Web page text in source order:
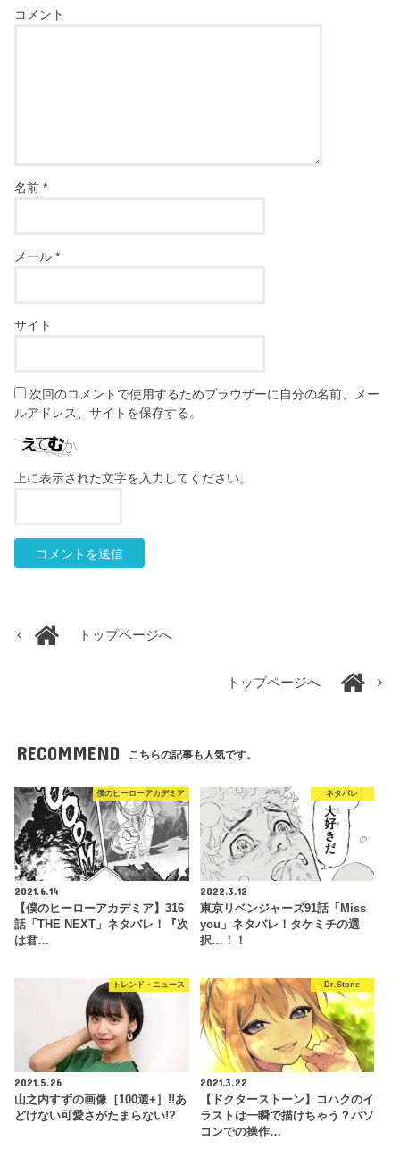
コメント
名前*
メール*
サイト
次回のコメントで使用するためブラウザーに自分の名前、メー
ルアドレス、サイトを保存する。
上に表示された文字を入力してください。
トップページへ
トップページへ
RECOMMEND こちらの記事も人気です。
僕のヒーローアカデミア
2021.6.14
【僕のヒーローアカデミア】316
話「THE NEXT」ネタバレ！『次
は君…
ネタバレ
2022.3.12
東京リベンジャーズ91話「Miss
you」ネタバレ！タケミチの選
択…！！
トレンド・ニュース
2021.5.26
山之内すずの画像［100選+］!!あ
どけない可愛さがたまらない!?
Dr.Stone
2021.3.22
【ドクターストーン】コハクのイ
ラストは一瞬で描けちゃう？パソ
コンでの操作…